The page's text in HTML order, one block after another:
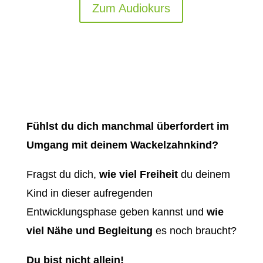
Zum Audiokurs
Fühlst du dich manchmal überfordert im
Umgang mit deinem Wackelzahnkind?
Fragst du dich, wie viel Freiheitdu deinem
Kind in dieser aufregenden
Entwicklungsphase geben kannst und wie
viel Nähe und Begleitung es noch braucht?
Du bist nicht allein!